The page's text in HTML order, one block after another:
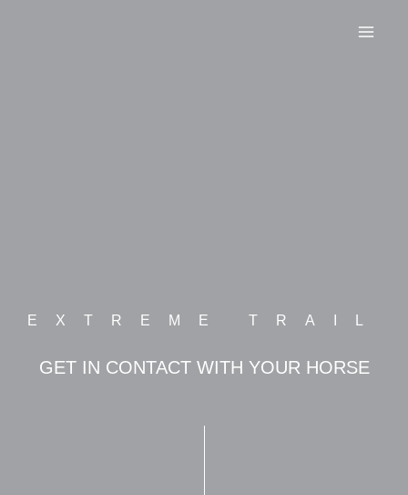
EXTREME TRAIL
GET IN CONTACT WITH YOUR HORSE